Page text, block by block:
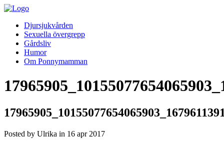
Djursjukvården
Sexuella övergrepp
Gårdsliv
Humor
Om Ponnymamman
Posted by Ulrika in 16 apr 2017